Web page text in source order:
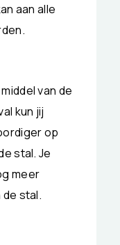
aan alle
van de
kun jij
op
stal. Je
meer
stal.